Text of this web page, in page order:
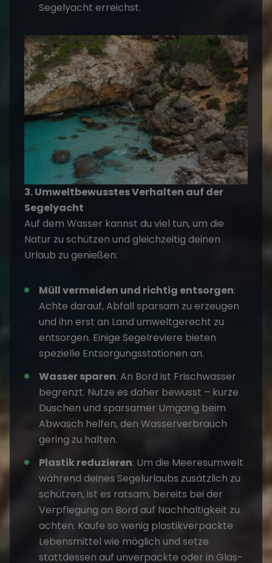
Segelyacht erreichst.
3. Umweltbewusstes Verhalten auf der
Segelyacht
Auf dem Wasser kannst du viel tun, um die
Natur zu schützen und gleichzeitig deinen
Urlaub zu genießen:
Müll vermeiden und richtig entsorgen:
Achte darauf, Abfall sparsam zu erzeugen
und ihn erst an Land umweltgerecht zu
entsorgen. Einige Segelreviere bieten
spezielle Entsorgungsstationen an.
Wasser sparen: An Bord ist Frischwasser
begrenzt. Nutze es daher bewusst – kurze
Duschen und sparsamer Umgang beim
Abwasch helfen, den Wasserverbrauch
gering zu halten.
Plastik reduzieren: Um die Meeresumwelt
während deines Segelurlaubs zusätzlich zu
schützen, ist es ratsam, bereits bei der
Verpflegung an Bord auf Nachhaltigkeit zu
achten. Kaufe so wenig plastikverpackte
Lebensmittel wie möglich und setze
stattdessen auf unverpackte oder in Glas-